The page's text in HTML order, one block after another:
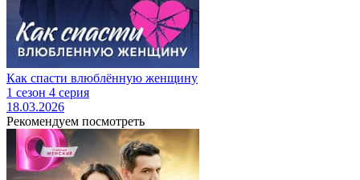
Как спасти влюблённую женщину
1 сезон 4 серия
18.03.2026
Рекомендуем посмотреть